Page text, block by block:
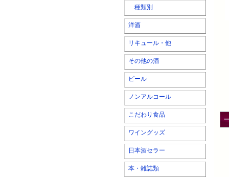
種類別
洋酒
リキュール・他
その他の酒
ビール
ノンアルコール
こだわり食品
ワイングッズ
日本酒セラー
本・雑誌類